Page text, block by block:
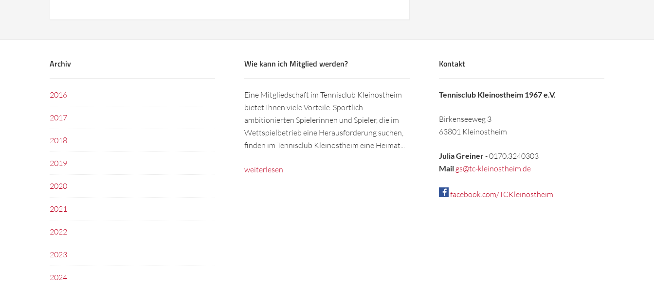
Archiv
2016
2017
2018
2019
2020
2021
2022
2023
2024
Wie kann ich Mitglied werden?
Eine Mitgliedschaft im Tennisclub Kleinostheim
bietet Ihnen viele Vorteile. Sportlich
ambitionierten Spielerinnen und Spieler, die im
Wettspielbetrieb eine Herausforderung suchen,
finden im Tennisclub Kleinostheim eine Heimat...
weiterlesen
Kontakt
Tennisclub Kleinostheim 1967 e.V.
Birkenseeweg 3
63801 Kleinostheim
Julia Greiner- 0170.3240303
Mail gs@tc-kleinostheim.de
facebook.com/TCKleinostheim